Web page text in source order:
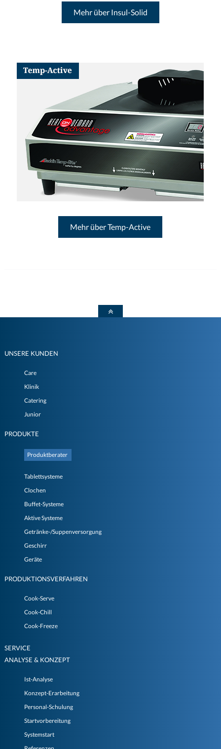
Mehr über Insul-Solid
Mehr über Temp-Active
UNSERE KUNDEN
Care
Klinik
Catering
Junior
PRODUKTE
Produktberater
Tablettsysteme
Clochen
Buffet-Systeme
Aktive Systeme
Getränke-/Suppenversorgung
Geschirr
Geräte
PRODUKTIONSVERFAHREN
Cook-Serve
Cook-Chill
Cook-Freeze
SERVICE
ANALYSE & KONZEPT
Ist-Analyse
Konzept-Erarbeitung
Personal-Schulung
Startvorbereitung
Systemstart